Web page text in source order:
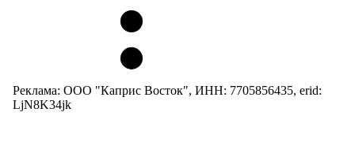
Реклама: ООО "Каприс Восток", ИНН: 7705856435, erid:
LjN8K34jk